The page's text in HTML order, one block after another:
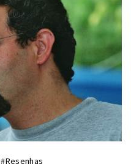
#Resenhas